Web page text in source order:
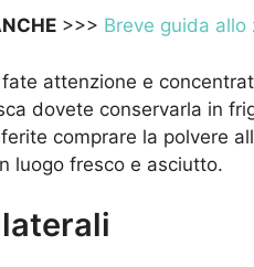
>>> Breve guida allo
attenzione e
dovete conservarla in
comprare la polvere
luogo fresco e asciutto.